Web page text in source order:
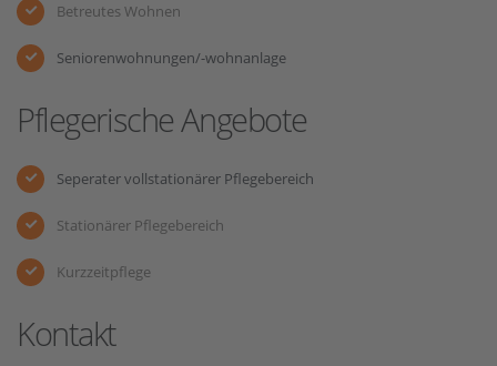
Betreutes Wohnen
Seniorenwohnungen/-wohnanlage
Pflegerische Angebote
Seperater vollstationärer Pflegebereich
Stationärer Pflegebereich
Kurzzeitpflege
Kontakt